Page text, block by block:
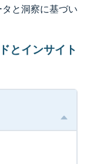
と洞察に基づい
とインサイト